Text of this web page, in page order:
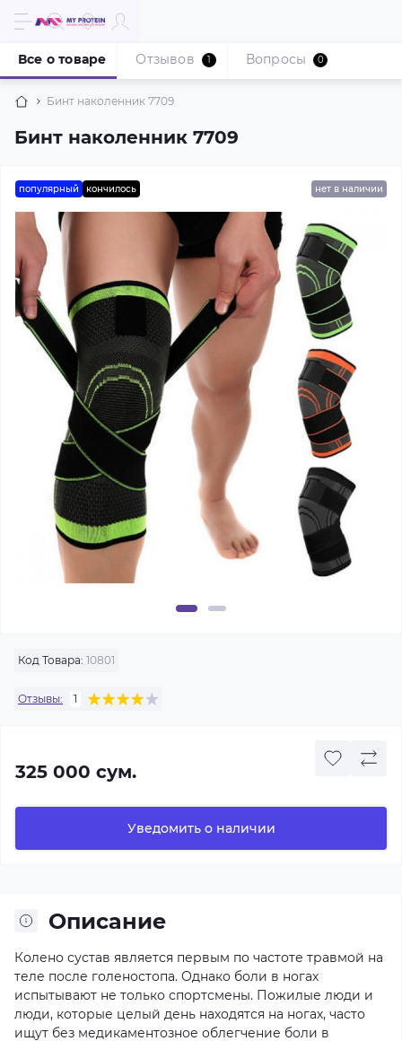
Бинт наколенник 7709
Бинт наколенник 7709
Все о товаре Отзывов 1 Вопросы 0
популярный кончилось нет в наличии
Код Товара: 10801
Отзывы: 1
325 000 сум.
Уведомить о наличии
Описание
Колено сустав является первым по частоте травмой на
теле после голеностопа. Однако боли в ногах
испытывают не только спортсмены. Пожилые люди и
люди, которые целый день находятся на ногах, часто
ищут без медикаментозное облегчение боли в